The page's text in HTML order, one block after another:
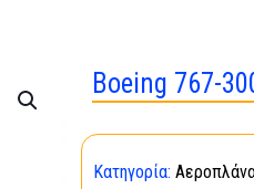
Boeing 767-
Κατηγορία: